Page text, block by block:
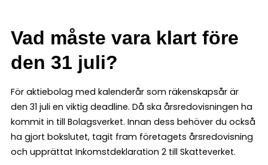
Vad måste vara klart före
den 31 juli?
För aktiebolag med kalenderår som räkenskapsår är
den 31 juli en viktig deadline. Då ska årsredovisningen ha
kommit in till Bolagsverket. Innan dess behöver du också
ha gjort bokslutet, tagit fram företagets årsredovisning
och upprättat Inkomstdeklaration 2 till Skatteverket.